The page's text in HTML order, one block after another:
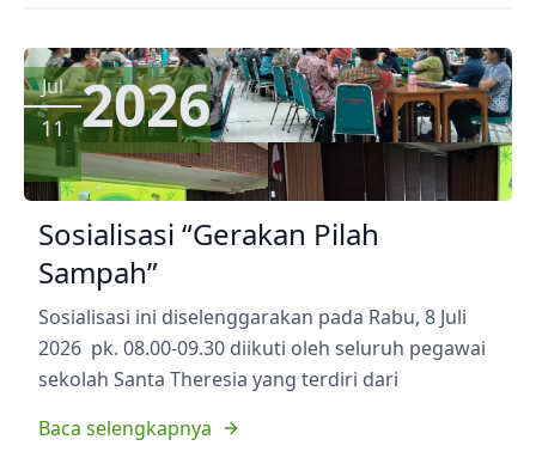
Jul
11 2026
Sosialisasi “Gerakan Pilah
Sampah”
Sosialisasi ini diselenggarakan pada Rabu, 8 Juli
2026 pk. 08.00-09.30 diikuti oleh seluruh pegawai
sekolah Santa Theresia yang terdiri dari
Baca selengkapnya